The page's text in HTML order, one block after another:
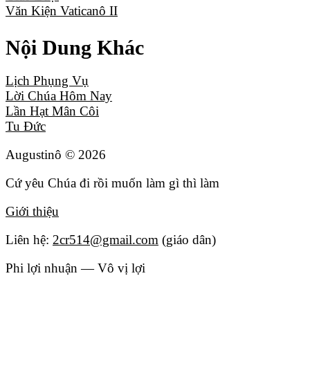
Văn Kiện Vaticanô II
Nội Dung Khác
Lịch Phụng Vụ
Lời Chúa Hôm Nay
Lần Hạt Mân Côi
Tu Đức
Augustinô © 2026
Cứ yêu Chúa đi rồi muốn làm gì thì làm
Giới thiệu
Liên hệ: 2cr514@gmail.com (giáo dân)
Phi lợi nhuận — Vô vị lợi